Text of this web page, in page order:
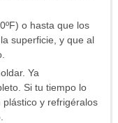
o hasta que los
superficie, y que al
Ya
Si tu tiempo lo
y refrigéralos